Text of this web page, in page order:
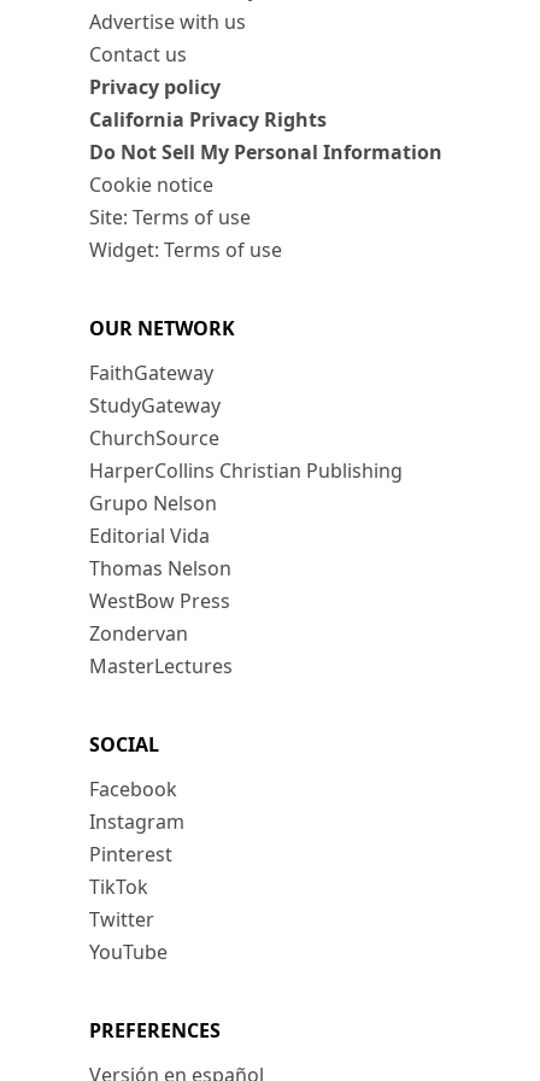
Advertise with us
Contact us
Privacy policy
California Privacy Rights
Do Not Sell My Personal Information
Cookie notice
Site: Terms of use
Widget: Terms of use
OUR NETWORK
FaithGateway
StudyGateway
ChurchSource
HarperCollins Christian Publishing
Grupo Nelson
Editorial Vida
Thomas Nelson
WestBow Press
Zondervan
MasterLectures
SOCIAL
Facebook
Instagram
Pinterest
TikTok
Twitter
YouTube
PREFERENCES
Versión en español